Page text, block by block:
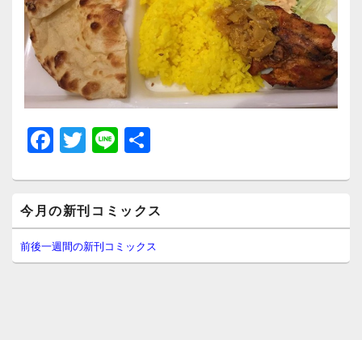
F
a
c
e
b
o
T
wi
tt
er
Li
n
e
イ
ン
サ
イ
今月の新刊コミックス
前後一週間の新刊コミックス